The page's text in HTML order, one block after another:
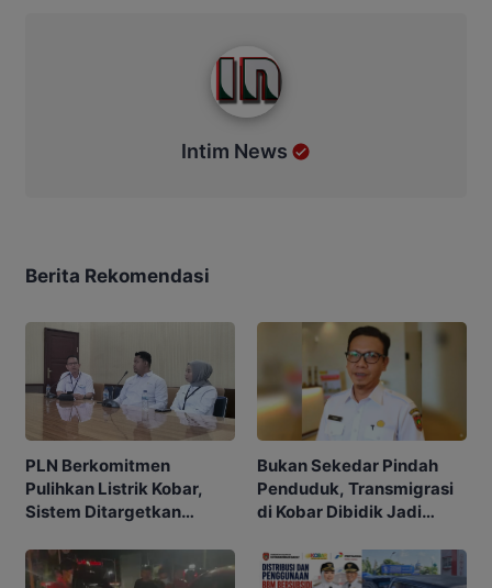
Intim News
Berita Rekomendasi
PLN Berkomitmen
Pulihkan Listrik Kobar,
Sistem Ditargetkan
Bukan Sekedar Pindah
Penduduk, Transmigrasi
di Kobar Dibidik Jadi